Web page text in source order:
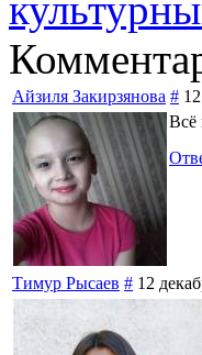
Айзиля Закирзянова #
Всё
Тимур Рысаев # 12